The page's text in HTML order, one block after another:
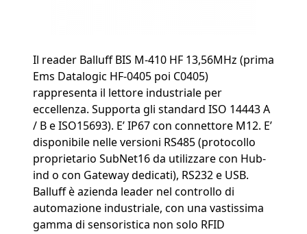
Il reader Balluff BIS M-410 HF 13,56MHz (prima
Ems Datalogic HF-0405 poi C0405)
rappresenta il lettore industriale per
eccellenza. Supporta gli standard ISO 14443 A
/ B e ISO15693). E’ IP67 con connettore M12. E’
disponibile nelle versioni RS485 (protocollo
proprietario SubNet16 da utilizzare con Hub-
ind o con Gateway dedicati), RS232 e USB.
Balluff è azienda leader nel controllo di
automazione industriale, con una vastissima
gamma di sensoristica non solo RFID